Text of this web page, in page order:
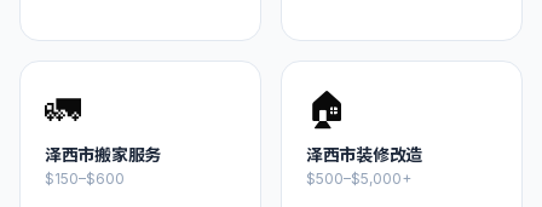
🚛
泽西市搬家服务
$150–$600
🏠
泽西市装修改造
$500–$5,000+